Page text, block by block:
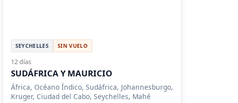
SEYCHELLES SIN VUELO
12 días
SUDÁFRICA Y MAURICIO
África, Océano Índico, Sudáfrica, Johannesburgo,
Kruger, Ciudad del Cabo, Seychelles, Mahé